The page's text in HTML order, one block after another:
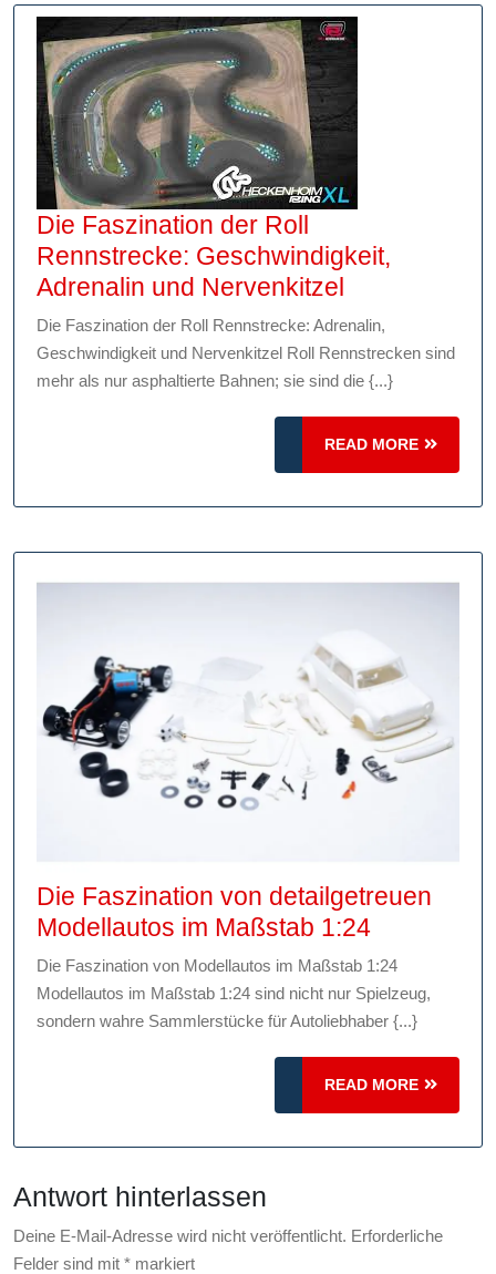
Die Faszination der Roll
Rennstrecke: Geschwindigkeit,
Adrenalin und Nervenkitzel
Faszination
der
Roll
Rennstrecke:
Adrenalin
und
Die Faszination der Roll Rennstrecke: Adrenalin,
Geschwindigkeit und Nervenkitzel Roll Rennstrecken sind
mehr als nur asphaltierte Bahnen; sie sind die {...}
READ MORE
READ
MORE
Die Faszination von detailgetreuen
Modellautos im Maßstab 1:24Die
von
im
Maßstab
1:24
Die Faszination von Modellautos im Maßstab 1:24
Modellautos im Maßstab 1:24 sind nicht nur Spielzeug,
sondern wahre Sammlerstücke für Autoliebhaber {...}
READ MORE
READ
MORE
Antwort hinterlassen
Deine E-Mail-Adresse wird nicht veröffentlicht. Erforderliche
Felder sind mit * markiert